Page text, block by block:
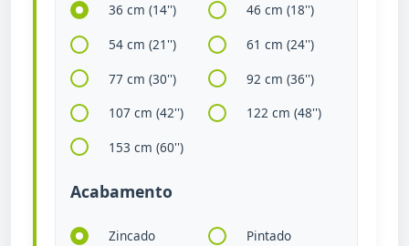
36 cm (14'')
46 cm (18'')
54 cm (21'')
61 cm (24'')
77 cm (30'')
92 cm (36'')
107 cm (42'')
122 cm (48'')
153 cm (60'')
Acabamento
Zincado
Pintado